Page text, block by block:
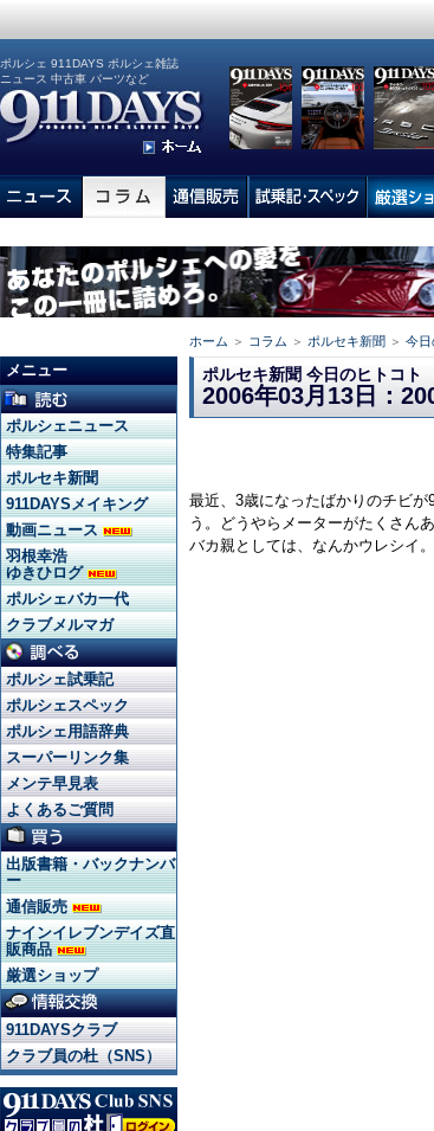
ポルシェ 911DAYS ポルシェ雑誌
ニュース 中古車 パーツなど
ホーム ＞ コラム ＞ ポルセキ新聞 ＞ 今日
ポルセキ新聞 今日のヒトコト
2006年03月13日：
最近、3歳になったばかりのチビ
う。どうやらメーターがたくさん
バカ親としては、なんかウレシイ。
メニュー
ポルシェニュース
特集記事
ポルセキ新聞
911DAYSメイキング
動画ニュース
羽根幸浩
ゆきひログ
ポルシェバカ一代
クラブメルマガ
ポルシェ試乗記
ポルシェスペック
ポルシェ用語辞典
スーパーリンク集
メンテ早見表
よくあるご質問
出版書籍・バックナンバ
ー
通信販売
ナインイレブンデイズ直
販商品
厳選ショップ
911DAYSクラブ
クラブ員の杜（SNS）